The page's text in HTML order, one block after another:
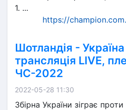
1. ...
https://
Шотландія -
трансляція LIVE,
ЧС-2022
2022-05-28 11:30
Збірна України зіграє